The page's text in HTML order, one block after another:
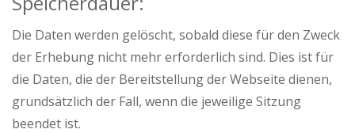
Die Daten werden gelöscht, sobald diese für den Zweck
der Erhebung nicht mehr erforderlich sind. Dies ist für
die Daten, die der Bereitstellung der Webseite dienen,
grundsätzlich der Fall, wenn die jeweilige Sitzung
beendet ist.